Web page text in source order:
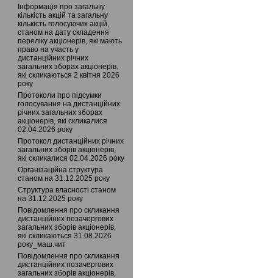
Інформація про загальну
кількість акцій та загальну
кількість голосуючих акцій,
станом на дату складення
переліку акціонерів, які мають
право на участь у
дистанційних річних
загальних зборах акціонерів,
які скликаються 2 квітня 2026
року
Протоколи про підсумки
голосування на дистанційних
річних загальних зборах
акціонерів, які скликалися
02.04.2026 року
Протокол дистанційних річних
загальних зборів акціонерів,
які скликалися 02.04.2026 року
Організаційна структура
станом на 31.12.2025 року
Структура власності станом
на 31.12.2025 року
Повідомлення про скликання
дистанційних позачергових
загальних зборів акціонерів,
які скликаються 31.08.2026
року_маш.чит
Повідомлення про скликання
дистанційних позачергових
загальних зборів акціонерів,